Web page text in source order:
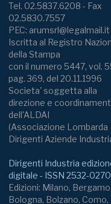
Tel. 02.5837.6208 - Fax
02.5830.7557
PEC: arumsrl@legalmail.it
Iscritta al Registro
della Stampa
con il numero 5447, vol.
pag. 369, del 20.11.1996
Societa' soggetta alla
direzione e
dell'ALDAI
(Associazione Lombarda
Dirigenti Aziende
Dirigenti Industria
digitale - ISSN 2532-0270
Edizioni: Milano, Bergamo,
Bologna, Bolzano, Como,